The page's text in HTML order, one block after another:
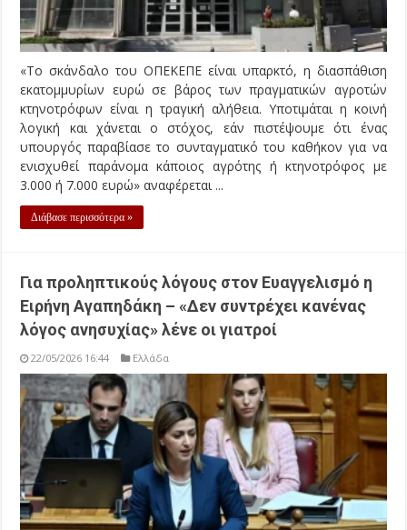
«Το σκάνδαλο του ΟΠΕΚΕΠΕ είναι υπαρκτό, η διασπάθιση
εκατομμυρίων ευρώ σε βάρος των πραγματικών αγροτών
κτηνοτρόφων είναι η τραγική αλήθεια. Υποτιμάται η κοινή
λογική και χάνεται ο στόχος, εάν πιστέψουμε ότι ένας
υπουργός παραβίασε το συνταγματικό του καθήκον για να
ενισχυθεί παράνομα κάποιος αγρότης ή κτηνοτρόφος με
3.000 ή 7.000 ευρώ» αναφέρεται ...
Διάβασε περισσότερα »
Για προληπτικούς λόγους στον Ευαγγελισμό η
Ειρήνη Αγαπηδάκη – «Δεν συντρέχει κανένας
λόγος ανησυχίας» λένε οι γιατροί
22/05/2026 16:44 Ελλάδα